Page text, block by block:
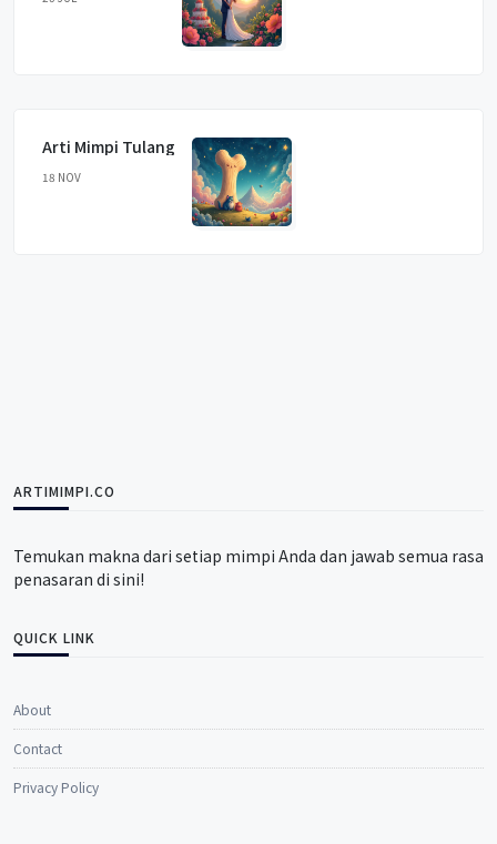
Arti Mimpi Tulang
18 NOV
ARTIMIMPI.CO
Temukan makna dari setiap mimpi Anda dan jawab semua rasa
penasaran di sini!
QUICK LINK
About
Contact
Privacy Policy